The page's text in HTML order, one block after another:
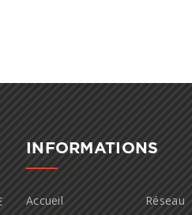
INFORMATIONS
Accueil Réseau